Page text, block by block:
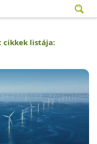
listája: